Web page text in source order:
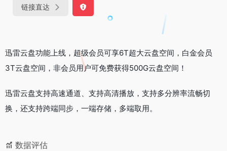
链接直达
迅雷云盘功能上线，超级会员可享6T超大云盘空间，白金会员
3T云盘空间，非会员用户可免费获得500G云盘空间！
迅雷云盘支持高速通道、支持高清播放，支持多分辨率流畅切
换，还支持跨端同步，一端存储，多端取用。
数据评估